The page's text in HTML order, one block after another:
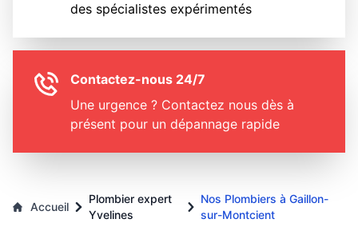
des spécialistes expérimentés
Contactez-nous 24/7
Une urgence ? Contactez nous dès à
présent pour un dépannage rapide
Accueil
Plombier expert
Yvelines
Nos Plombiers à Gaillon-
sur-Montcient